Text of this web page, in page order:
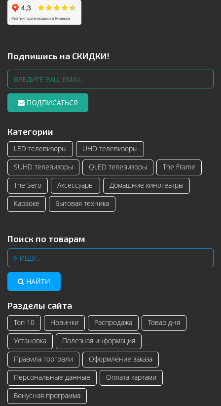
Подпишись на СКИДКИ!
ПОДПИСАТЬСЯ
Категории
LED телевизоры
UHD телевизоры
SUHD телевизоры
QLED телевизоры
The Frame
The Sero
Аксессуары
Домашние кинотеатры
Караоке
Бытовая техника
Поиск по товарам
НАЙТИ
Разделы сайта
Топ 10 Новинки Распродажа
Товар дня
Установка
Полезная информация
Правила торговли
Оформление заказа
Персональные данные
Оплата картами
Бонусная программа